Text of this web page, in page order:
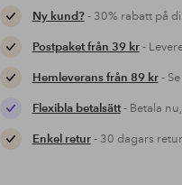
Ny kund?- 30% rabatt på
Postpaket från 39 kr-
Hemleverans från 89 kr-
Flexibla betalsätt- Betala
Enkel retur- 30 dagars